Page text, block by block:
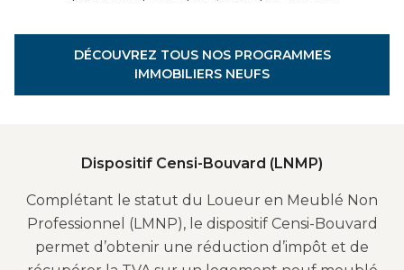
DÉCOUVREZ TOUS NOS PROGRAMMES
IMMOBILIERS NEUFS
Dispositif Censi-Bouvard (LNMP)
Complétant le statut du Loueur en Meublé Non
Professionnel (LMNP), le dispositif Censi-Bouvard
permet d’obtenir une réduction d’impôt et de